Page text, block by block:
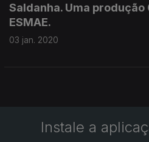
Saldanha. Uma produção
ESMAE.
03 jan. 2020
Instale a